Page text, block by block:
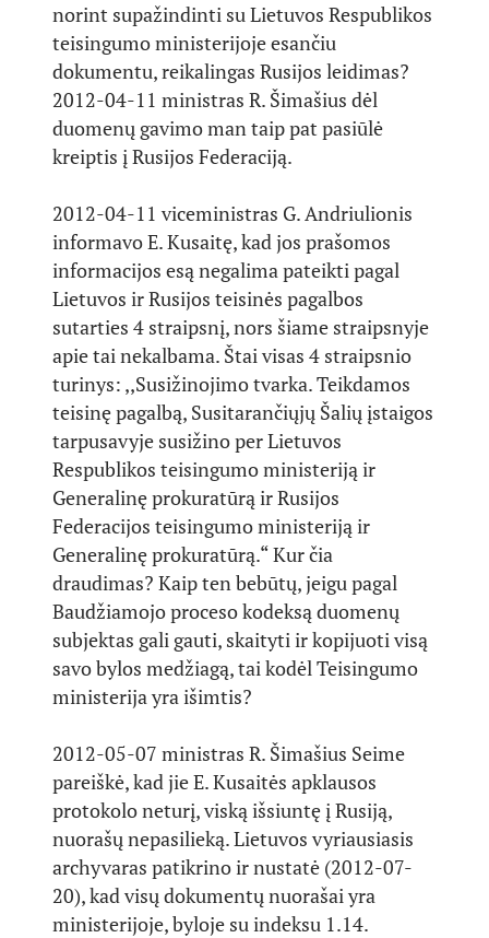
norint supažindinti su Lietuvos Respublikos
teisingumo ministerijoje esančiu
dokumentu, reikalingas Rusijos leidimas?
2012-04-11 ministras R. Šimašius dėl
duomenų gavimo man taip pat pasiūlė
kreiptis į Rusijos Federaciją.
2012-04-11 viceministras G. Andriulionis
informavo E. Kusaitę, kad jos prašomos
informacijos esą negalima pateikti pagal
Lietuvos ir Rusijos teisinės pagalbos
sutarties 4 straipsnį, nors šiame straipsnyje
apie tai nekalbama. Štai visas 4 straipsnio
turinys: ,,Susižinojimo tvarka. Teikdamos
teisinę pagalbą, Susitarančiųjų Šalių įstaigos
tarpusavyje susižino per Lietuvos
Respublikos teisingumo ministeriją ir
Generalinę prokuratūrą ir Rusijos
Federacijos teisingumo ministeriją ir
Generalinę prokuratūrą.“ Kur čia
draudimas? Kaip ten bebūtų, jeigu pagal
Baudžiamojo proceso kodeksą duomenų
subjektas gali gauti, skaityti ir kopijuoti visą
savo bylos medžiagą, tai kodėl Teisingumo
ministerija yra išimtis?
2012-05-07 ministras R. Šimašius Seime
pareiškė, kad jie E. Kusaitės apklausos
protokolo neturį, viską išsiuntę į Rusiją,
nuorašų nepasilieką. Lietuvos vyriausiasis
archyvaras patikrino ir nustatė (2012-07-
20), kad visų dokumentų nuorašai yra
ministerijoje, byloje su indeksu 1.14.